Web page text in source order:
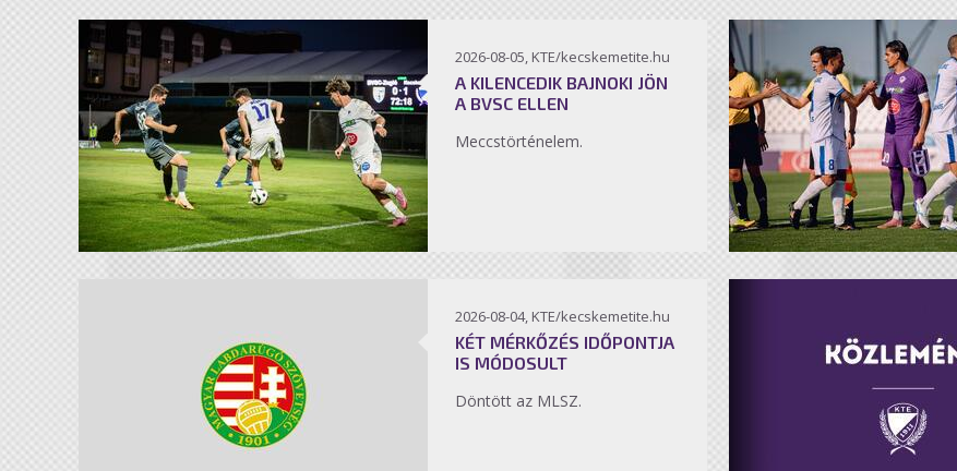
2026-08-05, KTE/kecskemetite.hu
A KILENCEDIK BAJNOKI JÖN
A BVSC ELLEN
Meccstörténelem.
2026-08-04, KTE/kecskemetite.hu
KÉT MÉRKŐZÉS IDŐPONTJA
IS MÓDOSULT
Döntött az MLSZ.